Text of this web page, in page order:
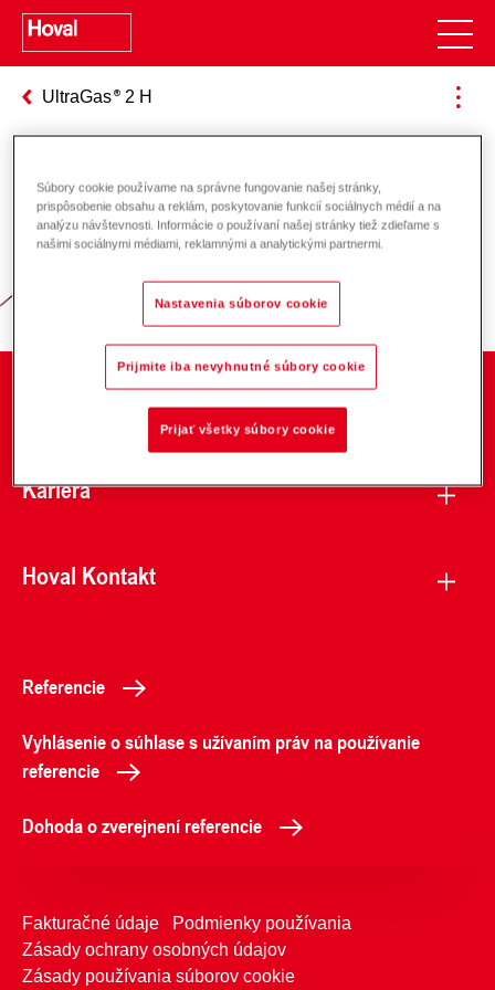
UltraGas 2 H
Zodpovednosť za energiu a životné
prostredie
O spoločnosti
Kariéra
Hoval Kontakt
Referencie
Vyhlásenie o súhlase s užívaním práv na používanie
referencie
Dohoda o zverejnení referencie
Fakturačné údaje
Podmienky používania
Zásady ochrany osobných údajov
Zásady používania súborov cookie
Súbory cookie používame na správne fungovanie našej stránky,
prispôsobenie obsahu a reklám, poskytovanie funkcií sociálnych médií a na
analýzu návštevnosti. Informácie o používaní našej stránky tiež zdieľame s
našimi sociálnymi médiami, reklamnými a analytickými partnermi.
Nastavenia súborov cookie
Prijmite iba nevyhnutné súbory cookie
Prijať všetky súbory cookie